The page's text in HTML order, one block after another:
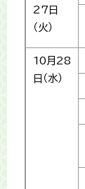
27日
（火）
10月28
日（水）